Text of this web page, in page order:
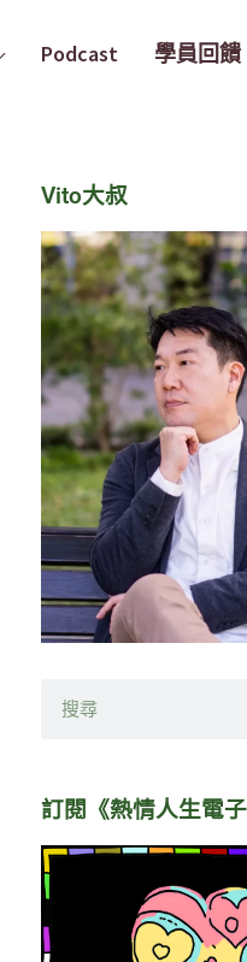
Podcast 學員回饋
Vito大叔
訂閱《熱情人生電子